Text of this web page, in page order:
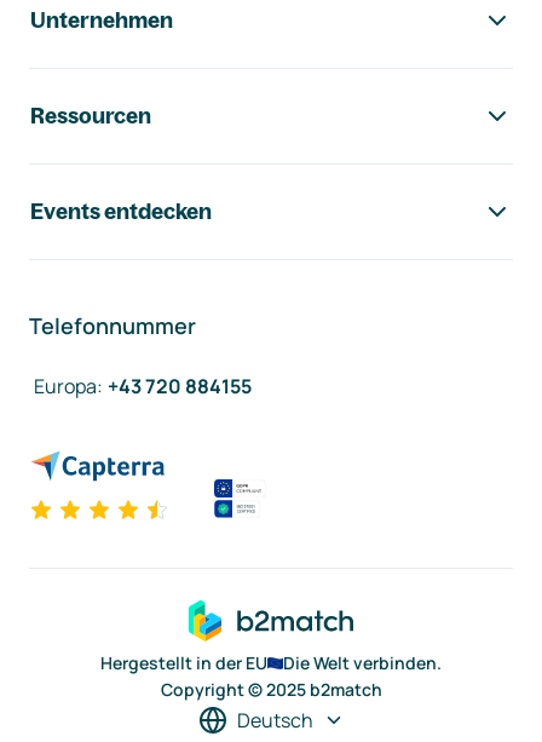
Unternehmen
Ressourcen
Events entdecken
Telefonnummer
Europa: +43 720 884155
Hergestellt in der EU
Die Welt verbinden.
Copyright © 2025 b2match
Deutsch